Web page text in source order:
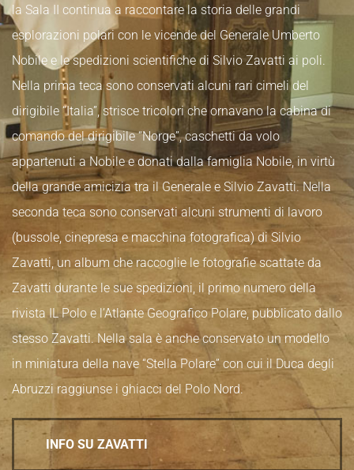
la Sala II continua a raccontare la storia delle grandi
esplorazioni polari con le vicende del Generale Umberto
Nobile e le spedizioni scientifiche di Silvio Zavatti ai poli.
Nella prima teca sono conservati alcuni rari cimeli del
dirigibile “Italia”, strisce tricolori che ornavano la cabina di
comando del dirigibile “Norge”, caschetti da volo
appartenuti a Nobile e donati dalla famiglia Nobile, in virtù
della grande amicizia tra il Generale e Silvio Zavatti. Nella
seconda teca sono conservati alcuni strumenti di lavoro
(bussole, cinepresa e macchina fotografica) di Silvio
Zavatti, un album che raccoglie le fotografie scattate da
Zavatti durante le sue spedizioni, il primo numero della
rivista IL Polo e l’Atlante Geografico Polare, pubblicato dallo
stesso Zavatti. Nella sala è anche conservato un modello
in miniatura della nave “Stella Polare” con cui il Duca degli
Abruzzi raggiunse i ghiacci del Polo Nord.
INFO SU ZAVATTI